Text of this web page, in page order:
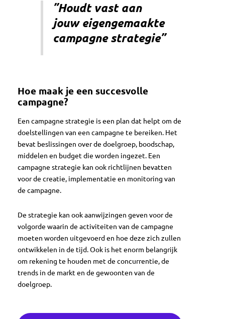
”Houdt vast aan
jouw eigengemaakte
campagne strategie”
Hoe maak je een succesvolle
campagne?
Een campagne strategie is een plan dat helpt om de
doelstellingen van een campagne te bereiken. Het
bevat beslissingen over de doelgroep, boodschap,
middelen en budget die worden ingezet. Een
campagne strategie kan ook richtlijnen bevatten
voor de creatie, implementatie en monitoring van
de campagne.
De strategie kan ook aanwijzingen geven voor de
volgorde waarin de activiteiten van de campagne
moeten worden uitgevoerd en hoe deze zich zullen
ontwikkelen in de tijd. Ook is het enorm belangrijk
om rekening te houden met de concurrentie, de
trends in de markt en de gewoonten van de
doelgroep.